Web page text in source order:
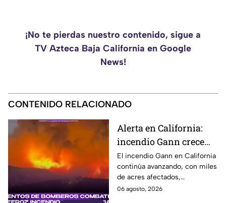
¡No te pierdas nuestro contenido, sigue a
TV Azteca Baja California en Google
News!
CONTENIDO RELACIONADO
Alerta en California:
incendio Gann crece
rápidamente y deja
daños mientras
bomberos luchan
contra las llamas
El incendio Gann en California
continúa avanzando, con miles
de acres afectados,
estructuras destruidas y
06 agosto, 2026